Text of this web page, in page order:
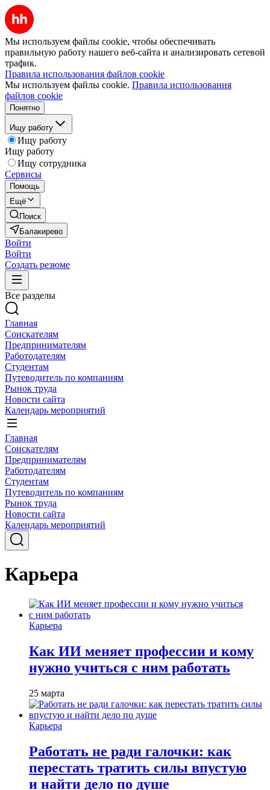
Мы используем файлы cookie, чтобы обеспечивать
правильную работу нашего веб-сайта и анализировать сетевой
трафик.
Правила использования файлов cookie
Мы используем файлы cookie. Правила использования
файлов cookie
Понятно
Ищу работу
Ищу работу
Ищу работу
Ищу сотрудника
Сервисы
Помощь
Ещё
Поиск
Балакирево
Войти
Войти
Создать резюме
Все разделы
Главная
Соискателям
Предпринимателям
Работодателям
Студентам
Путеводитель по компаниям
Рынок труда
Новости сайта
Календарь мероприятий
Главная
Соискателям
Предпринимателям
Работодателям
Студентам
Путеводитель по компаниям
Рынок труда
Новости сайта
Календарь мероприятий
Карьера
Карьера
Как ИИ меняет профессии и кому
нужно учиться с ним работать
25 марта
Карьера
Работать не ради галочки: как
перестать тратить силы впустую
и найти дело по душе